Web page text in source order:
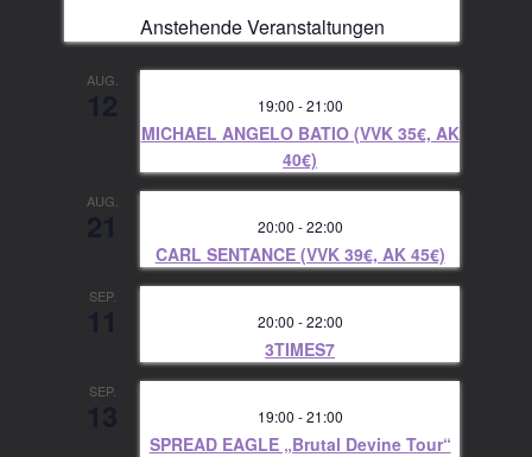
Anstehende Veranstaltungen
AUG.
19:00 -21:00
MICHAEL ANGELO BATIO (VVK 35€, AK
40€)
AUG.
20:00 -22:00
CARL SENTANCE (VVK 39€, AK 45€)
SEP.
20:00 -22:00
3TIMES7
SEP.
19:00 -21:00
SPREAD EAGLE „Brutal Devine Tour“